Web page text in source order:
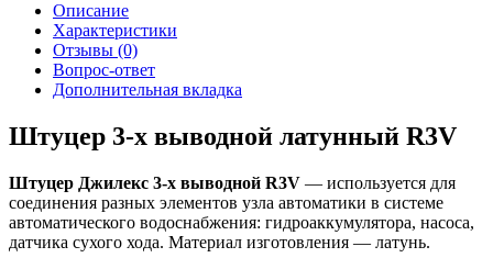
Описание
Характеристики
Отзывы (0)
Вопрос-ответ
Дополнительная вкладка
Штуцер 3-х выводной латунный R3V
Штуцер Джилекс 3-х выводной R3V — используется для
соединения разных элементов узла автоматики в системе
автоматического водоснабжения: гидроаккумулятора, насоса,
датчика сухого хода. Материал изготовления — латунь.